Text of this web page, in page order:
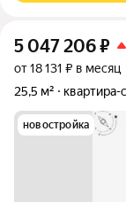
5 047 206₽
от 18 131 ₽ в месяц
25,5 м²
квартира-
новостройка